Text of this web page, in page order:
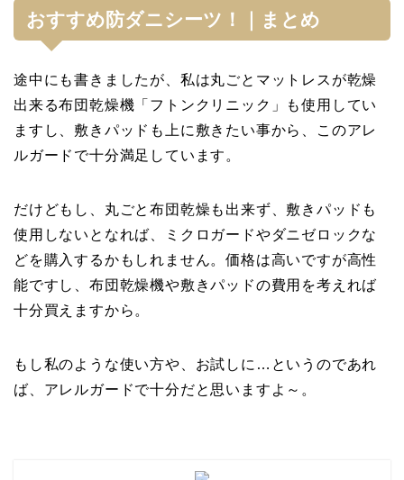
おすすめ防ダニシーツ！｜まとめ
途中にも書きましたが、私は丸ごとマットレスが乾燥
出来る布団乾燥機「フトンクリニック」も使用してい
ますし、敷きパッドも上に敷きたい事から、このアレ
ルガードで十分満足しています。
だけどもし、丸ごと布団乾燥も出来ず、敷きパッドも
使用しないとなれば、ミクロガードやダニゼロックな
どを購入するかもしれません。価格は高いですが高性
能ですし、布団乾燥機や敷きパッドの費用を考えれば
十分買えますから。
もし私のような使い方や、お試しに…というのであれ
ば、アレルガードで十分だと思いますよ～。